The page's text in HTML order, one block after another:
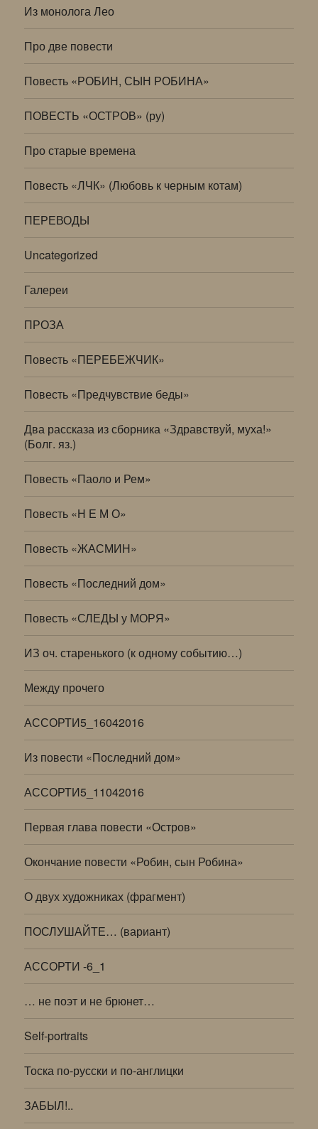
Из монолога Лео
Про две повести
Повесть «РОБИН, СЫН РОБИНА»
ПОВЕСТЬ «ОСТРОВ» (ру)
Про старые времена
Повесть «ЛЧК» (Любовь к черным котам)
ПЕРЕВОДЫ
Uncategorized
Галереи
ПРОЗА
Повесть «ПЕРЕБЕЖЧИК»
Повесть «Предчувствие беды»
Два рассказа из сборника «Здравствуй, муха!»
(Болг. яз.)
Повесть «Паоло и Рем»
Повесть «Н Е М О»
Повесть «ЖАСМИН»
Повесть «Последний дом»
Повесть «СЛЕДЫ у МОРЯ»
ИЗ оч. старенького (к одному событию…)
Между прочего
АССОРТИ5_16042016
Из повести «Последний дом»
АССОРТИ5_11042016
Первая глава повести «Остров»
Окончание повести «Робин, сын Робина»
О двух художниках (фрагмент)
ПОСЛУШАЙТЕ… (вариант)
АССОРТИ -6_1
… не поэт и не брюнет…
Self-portraits
Тоска по-русски и по-англицки
ЗАБЫЛ!..